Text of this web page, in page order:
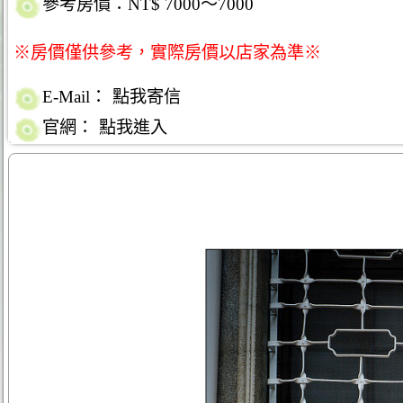
參考房價：NT$ 7000～7000
※房價僅供參考，實際房價以店家為準※
E-Mail：
點我寄信
官網：
點我進入